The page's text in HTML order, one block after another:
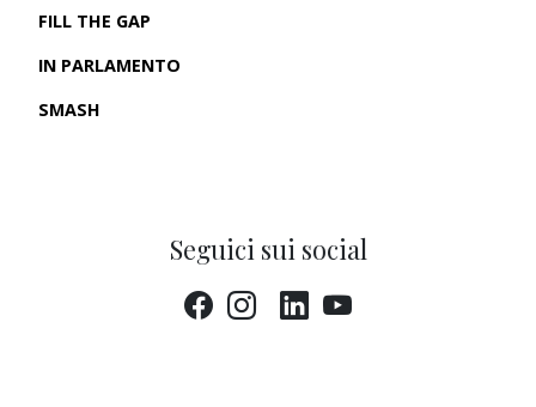
FILL THE GAP
IN PARLAMENTO
SMASH
Seguici sui social